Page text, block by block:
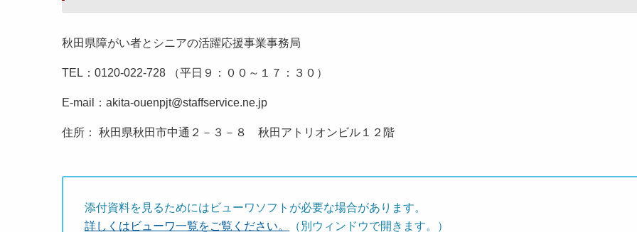
秋田県障がい者とシニアの活躍応援事業事務局
TEL：0120-022-728 （平日９：００～１７：３０）
E-mail：akita-ouenpjt@staffservice.ne.jp
住所： 秋田県秋田市中通２－３－８ 秋田アトリオンビル１２階
添付資料を見るためにはビューワソフトが必要な場合があります。
詳しくはビューワ一覧をご覧ください。
（別ウィンドウで開きます。）